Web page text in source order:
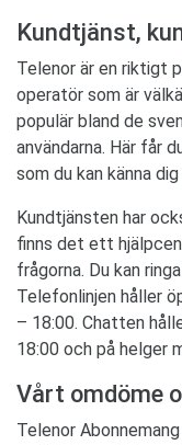
Kundtjänst,
Telenor är en riktigt
operatör som är
populär bland de
användarna. Här får
som du kan känna
Kundtjänsten har
finns det ett
frågorna. Du kan
Telefonlinjen håller
– 18:00. Chatten
18:00 och på helger
Vårt omdöme
Telenor